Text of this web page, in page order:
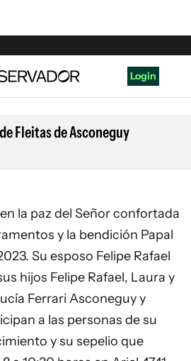
Login
Fleitas de Asconeguy
la paz del Señor confortada
y la bendición Papal
Su esposo Felipe Rafael
hijos Felipe Rafael, Laura y
Ferrari Asconeguy y
a las personas de su
y su sepelio que